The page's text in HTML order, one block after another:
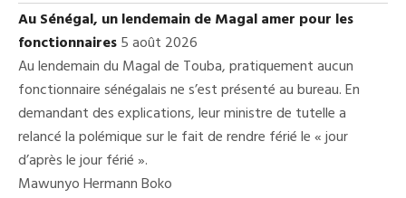
Au Sénégal, un lendemain de Magal amer pour les
fonctionnaires5 août 2026
Au lendemain du Magal de Touba, pratiquement aucun
fonctionnaire sénégalais ne s’est présenté au bureau. En
demandant des explications, leur ministre de tutelle a
relancé la polémique sur le fait de rendre férié le « jour
d’après le jour férié ».
Mawunyo Hermann Boko